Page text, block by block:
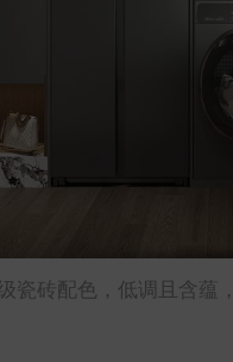
瓷砖配色，低调且含